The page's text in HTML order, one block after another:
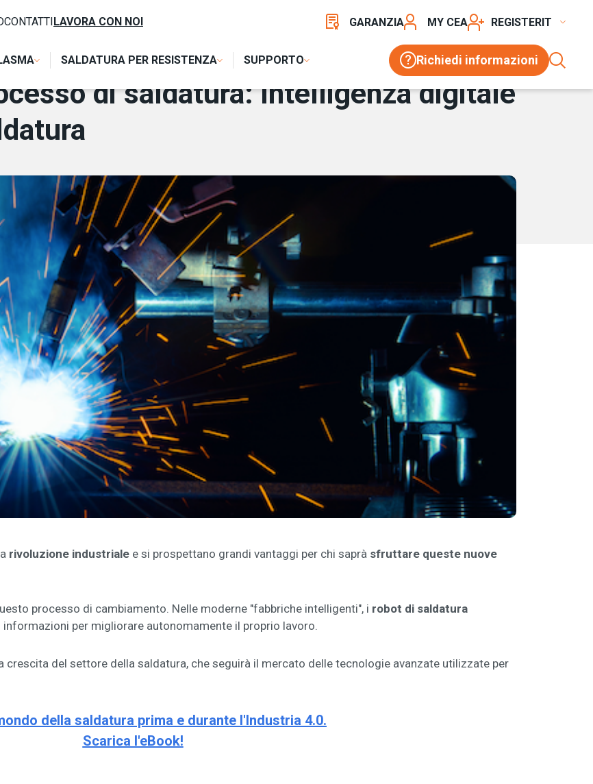
SALDATURA PER RESISTENZA SUPPORTO Richiedi informazioni
CONTATTILAVORA CON NOI GARANZIA MY CEA REGISTER
di saldatura: intelligenza digitale
rivoluzione industriale e si prospettano grandi vantaggi per chi saprà sfruttare queste nuove
processo di cambiamento. Nelle moderne "fabbriche intelligenti", i robot di saldatura
informazioni per migliorare autonomamente il proprio lavoro.
del settore della saldatura, che seguirà il mercato delle tecnologie avanzate utilizzate per
della saldatura prima e durante l'Industria 4.0.
Scarica l'eBook!